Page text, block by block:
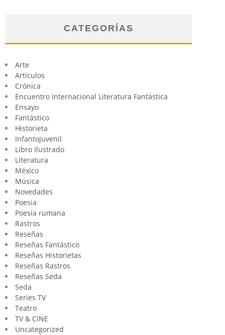
CATEGORÍAS
Arte
Artículos
Crónica
Encuentro Internacional Literatura Fantástica
Ensayo
Fantástico
Historieta
Infantojuvenil
Libro Ilustrado
Literatura
México
Música
Novedades
Poesia
Poesía rumana
Rastros
Reseñas
Reseñas Fantástico
Reseñas Historietas
Reseñas Rastros
Reseñas Seda
Seda
Series TV
Teatro
TV & CINE
Uncategorized